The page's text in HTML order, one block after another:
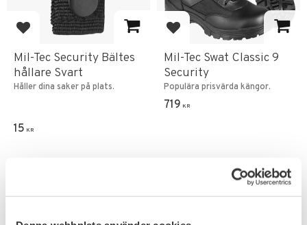
Add to favorites
Mil-Tec Security Bältes
hållare Svart
Håller dina saker på plats.
15 KR
Add to favorites
Mil-Tec Swat Classic 9
Security
Populära prisvärda kängor.
719 KR